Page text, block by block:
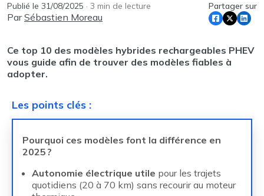
Publié le 31/08/2025 · 3 min de lecture
ParSébastien Moreau
Partager sur
Ce top 10 des modèles hybrides rechargeables PHEV
vous guide afin de trouver des modèles fiables à
adopter.
Les points clés :
Pourquoi ces modèles font la différence en
2025 ?
Autonomie électrique utile pour les trajets
quotidiens (20 à 70 km) sans recourir au moteur